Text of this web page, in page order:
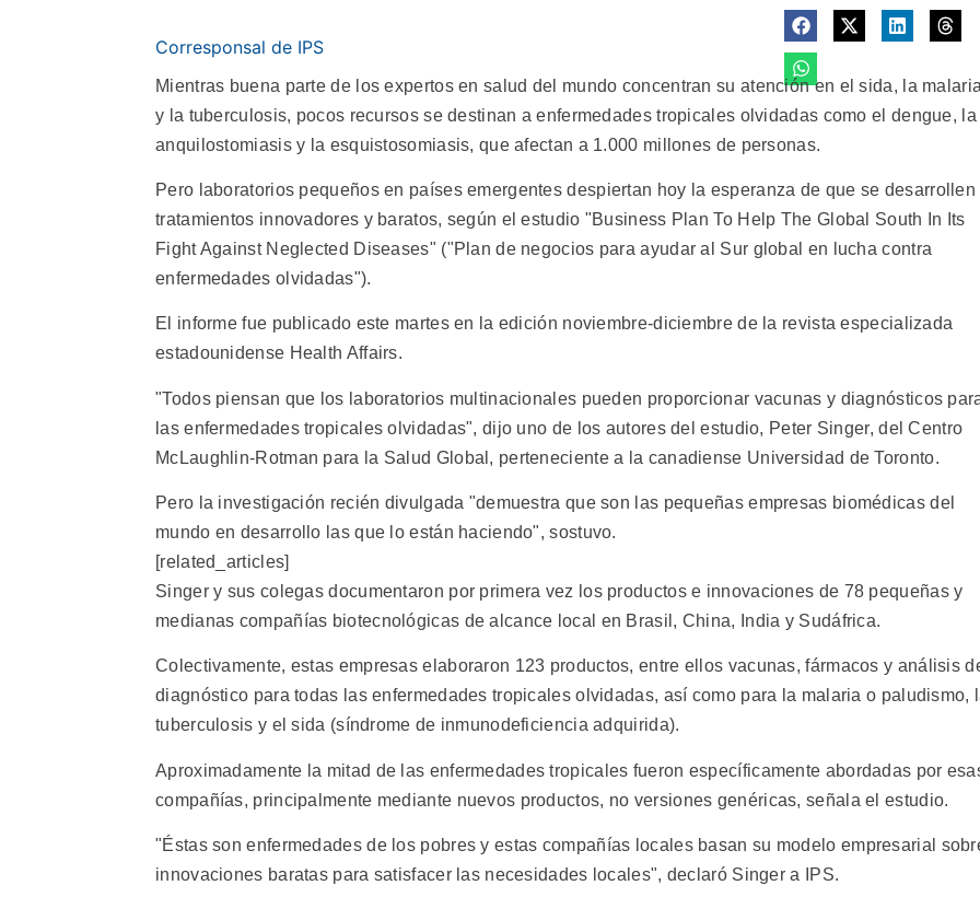
Corresponsal de IPS
Mientras buena parte de los expertos en salud del mundo concentran su atención en el sida, la
y la tuberculosis, pocos recursos se destinan a enfermedades tropicales olvidadas como el dengue, la
anquilostomiasis y la esquistosomiasis, que afectan a 1.000 millones de personas.
Pero laboratorios pequeños en países emergentes despiertan hoy la esperanza de que se desarrollen
tratamientos innovadores y baratos, según el estudio "Business Plan To Help The Global South In Its
Fight Against Neglected Diseases" ("Plan de negocios para ayudar al Sur global en lucha contra
enfermedades olvidadas").
El informe fue publicado este martes en la edición noviembre-diciembre de la revista especializada
estadounidense Health Affairs.
"Todos piensan que los laboratorios multinacionales pueden proporcionar vacunas y diagnósticos
las enfermedades tropicales olvidadas", dijo uno de los autores del estudio, Peter Singer, del Centro
McLaughlin-Rotman para la Salud Global, perteneciente a la canadiense Universidad de Toronto.
Pero la investigación recién divulgada "demuestra que son las pequeñas empresas biomédicas del
mundo en desarrollo las que lo están haciendo", sostuvo.
[related_articles]
Singer y sus colegas documentaron por primera vez los productos e innovaciones de 78 pequeñas y
medianas compañías biotecnológicas de alcance local en Brasil, China, India y Sudáfrica.
Colectivamente, estas empresas elaboraron 123 productos, entre ellos vacunas, fármacos y análisis
diagnóstico para todas las enfermedades tropicales olvidadas, así como para la malaria o paludismo,
tuberculosis y el sida (síndrome de inmunodeficiencia adquirida).
Aproximadamente la mitad de las enfermedades tropicales fueron específicamente abordadas por
compañías, principalmente mediante nuevos productos, no versiones genéricas, señala el estudio.
"Éstas son enfermedades de los pobres y estas compañías locales basan su modelo empresarial
innovaciones baratas para satisfacer las necesidades locales", declaró Singer a IPS.